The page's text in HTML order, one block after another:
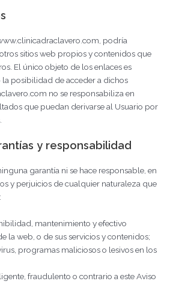
podría
sitios web propios y contenidos que
El único objeto de los enlaces es
posibilidad de acceder a dichos
no se responsabiliza en
que puedan derivarse al Usuario por
y responsabilidad
garantía ni se hace responsable, en
y perjuicios de cualquier naturaleza que
mantenimiento y efectivo
la web, o de sus servicios y contenidos;
programas maliciosos o lesivos en los
fraudulento o contrario a este Aviso